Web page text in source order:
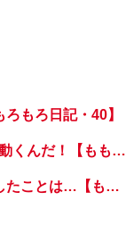
もろ日記・40】
まだハイハイもしないのに。赤ちゃんって、こんなに動くんだ！【ももろの子育てもろもろ日記・38】
息子3歳、お兄ちゃんになりました。赤ちゃんにまずしたことは…【ももろの子育てもろもろ日記・最終回】